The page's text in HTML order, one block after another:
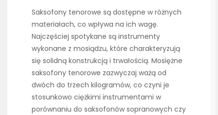
Saksofony tenorowe są dostępne w różnych
materiałach, co wpływa na ich wagę.
Najczęściej spotykane są instrumenty
wykonane z mosiądzu, które charakteryzują
się solidną konstrukcją i trwałością. Mosiężne
saksofony tenorowe zazwyczaj ważą od
dwóch do trzech kilogramów, co czyni je
stosunkowo ciężkimi instrumentami w
porównaniu do saksofonów sopranowych czy